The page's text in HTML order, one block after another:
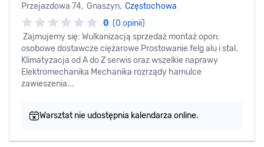
Przejazdowa 74, Gnaszyn, Częstochowa
0 (0 opinii)
Zajmujemy się: Wulkanizacją sprzedaż montaż opon:
osobowe dostawcze ciężarowe Prostowanie felg alu i stal.
Klimatyzacja od A do Z serwis oraz wszelkie naprawy
Elektromechanika Mechanika rozrządy hamulce
zawieszenia...
Warsztat nie udostępnia kalendarza online.